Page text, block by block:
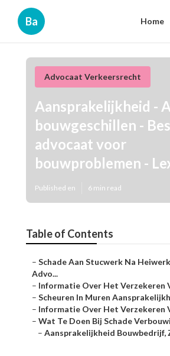
Ba Home
Advocaat Verkeersrecht
Aansprakelijkheid -
bouwgeschillen -
advocaat voor
bouwproblemen -
Published en 6 min read
Table of Contents
– Schade Aan Stucwerk Na
Advo...
– Informatie Over Het Verzekeren
– Scheuren In Muren
– Informatie Over Het Verzekeren
– Wat Te Doen Bij Schade
– Aansprakelijkheid Bouwbedrijf,